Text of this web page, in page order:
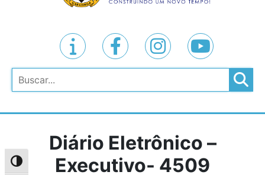
Alternar alto contraste
Pesquisar
Diário Eletrônico –
Executivo- 4509